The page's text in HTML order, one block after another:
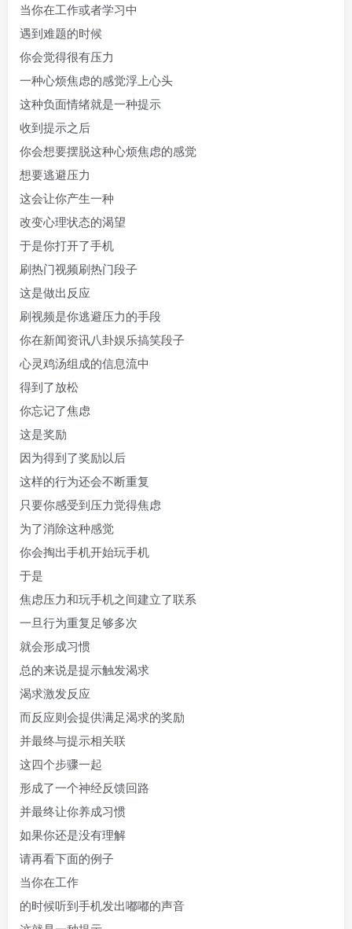
当你在工作或者学习中
遇到难题的时候
你会觉得很有压力
一种心烦焦虑的感觉浮上心头
这种负面情绪就是一种提示
收到提示之后
你会想要摆脱这种心烦焦虑的感觉
想要逃避压力
这会让你产生一种
改变心理状态的渴望
于是你打开了手机
刷热门视频刷热门段子
这是做出反应
刷视频是你逃避压力的手段
你在新闻资讯八卦娱乐搞笑段子
心灵鸡汤组成的信息流中
得到了放松
你忘记了焦虑
这是奖励
因为得到了奖励以后
这样的行为还会不断重复
只要你感受到压力觉得焦虑
为了消除这种感觉
你会掏出手机开始玩手机
于是
焦虑压力和玩手机之间建立了联系
一旦行为重复足够多次
就会形成习惯
总的来说是提示触发渴求
渴求激发反应
而反应则会提供满足渴求的奖励
并最终与提示相关联
这四个步骤一起
形成了一个神经反馈回路
并最终让你养成习惯
如果你还是没有理解
请再看下面的例子
当你在工作
的时候听到手机发出嘟嘟的声音